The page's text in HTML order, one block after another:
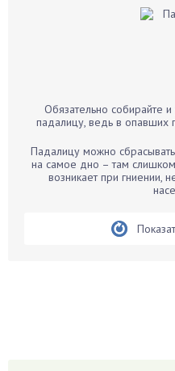
Бархатцы
Белые грибы
Бирючина
Обязательно собирайте
падалицу, ведь в опавших
Падалицу можно
на самое дно – там
возникает при гниении,